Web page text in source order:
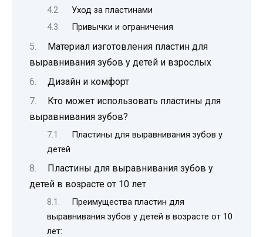
Уход за пластинами
Привычки и ограничения
Материал изготовления пластин для
выравнивания зубов у детей и взрослых
Дизайн и комфорт
Кто может использовать пластины для
выравнивания зубов?
Пластины для выравнивания зубов у
детей
Пластины для выравнивания зубов у
детей в возрасте от 10 лет
Преимущества пластин для
выравнивания зубов у детей в возрасте от 10
лет: